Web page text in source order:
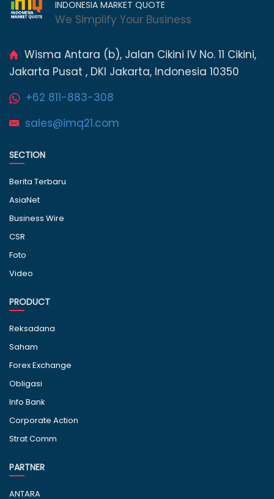
INDONESIA MARKET QUOTE
We Simplify Your Business
Wisma Antara (b), Jalan Cikini IV No. 11 Cikini,
Jakarta Pusat , DKI Jakarta, Indonesia 10350
+62 811-883-308
sales@imq21.com
SECTION
Berita Terbaru
AsiaNet
Business Wire
CSR
Foto
Video
PRODUCT
Reksadana
Saham
Forex Exchange
Obligasi
Info Bank
Corporate Action
Strat Comm
PARTNER
ANTARA